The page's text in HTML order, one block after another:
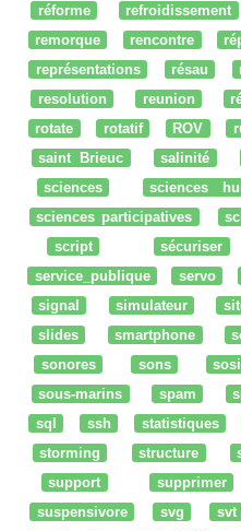
réforme
refroidissement
remorque
rencontre
représentations
résau
resolution
reunion
rotate
rotatif ROV
saint Brieuc
salinité
sciences
sciences
sciences participatives
script
sécuriser
service_publique
servo
signal
simulateur
slides
smartphone
sonores
sons
sous-marins
spam
sql
ssh statistiques
storming
structure
support
supprimer
suspensivore
svg svt